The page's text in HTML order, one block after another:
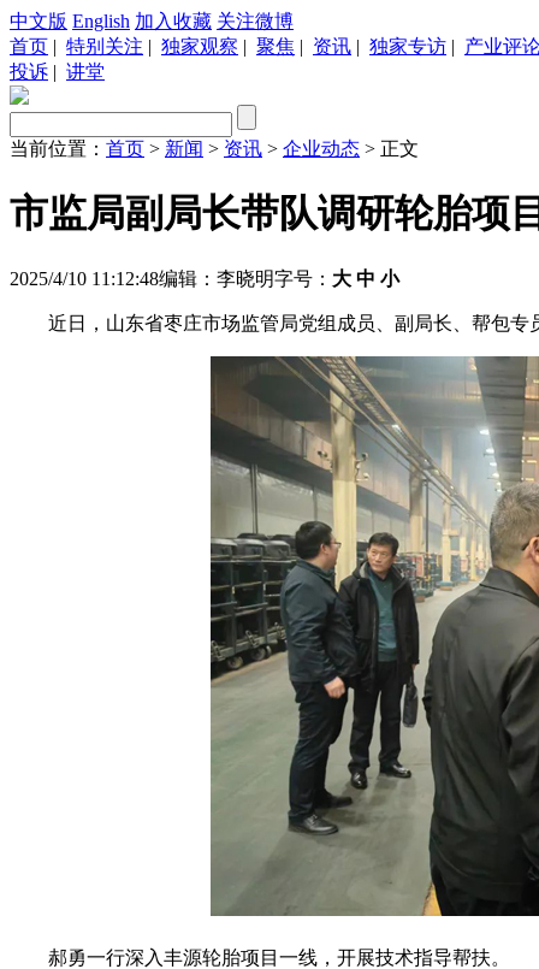
中文版 English 加入收藏 关注微博
首页 | 特别关注 | 独家观察 | 聚焦 | 资讯 | 独家专访 | 产业评
投诉 | 讲堂
当前位置： 首页 > 新闻 > 资讯 > 企业动态 > 正文
市监局副局长带队调研轮胎项
2025/4/10 11:12:48编辑：李晓明字号： 大 中 小
近日，山东省枣庄市场监管局党组成员、副局长、帮包
郝勇一行深入丰源轮胎项目一线，开展技术指导帮扶。